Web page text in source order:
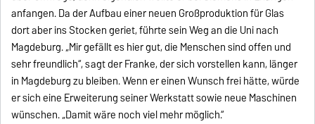
anfangen. Da der Aufbau einer neuen Großproduktion für Glas
dort aber ins Stocken geriet, führte sein Weg an die Uni nach
Magdeburg. „Mir gefällt es hier gut, die Menschen sind offen und
sehr freundlich“, sagt der Franke, der sich vorstellen kann, länger
in Magdeburg zu bleiben. Wenn er einen Wunsch frei hätte, würde
er sich eine Erweiterung seiner Werkstatt sowie neue Maschinen
wünschen. „Damit wäre noch viel mehr möglich.“